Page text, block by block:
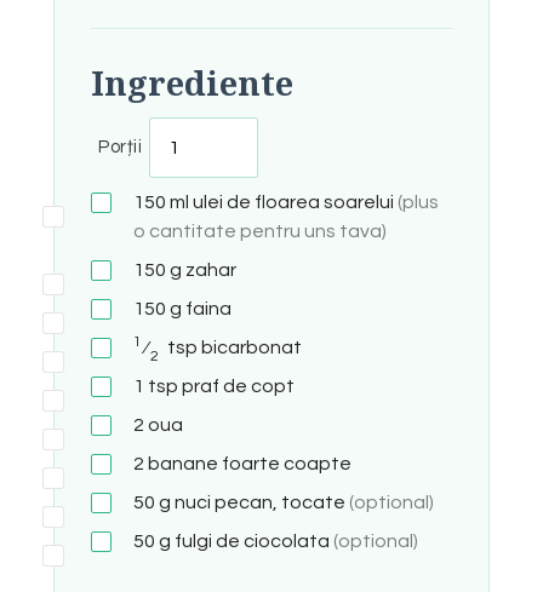
Ingrediente
Porții
150 ml ulei de floarea soarelui (plus
o cantitate pentru uns tava)
150 g zahar
150 g faina
1 ⁄2 tsp bicarbonat
1 tsp praf de copt
2 oua
2 banane foarte coapte
50 g nuci pecan, tocate (optional)
50 g fulgi de ciocolata (optional)